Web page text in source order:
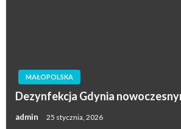
MAŁOPOLSKA
Dezynfekcja Gdynia
admin 25 stycznia, 2026